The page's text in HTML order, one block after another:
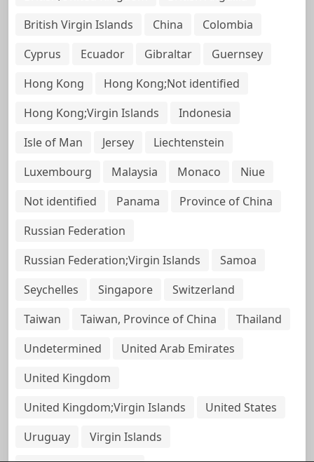
British Virgin Islands
China
Colombia
Cyprus
Ecuador Gibraltar
Guernsey
Hong Kong
Hong Kong;Not identified
Hong Kong;Virgin Islands
Indonesia
Isle of Man
Jersey
Liechtenstein
Luxembourg
Malaysia Monaco
Niue
Not identified
Panama
Province of China
Russian Federation
Russian Federation;Virgin Islands
Samoa
Seychelles
Singapore
Switzerland
Taiwan
Taiwan, Province of China
Thailand
Undetermined
United Arab Emirates
United Kingdom
United Kingdom;Virgin Islands
United States
Uruguay
Virgin Islands